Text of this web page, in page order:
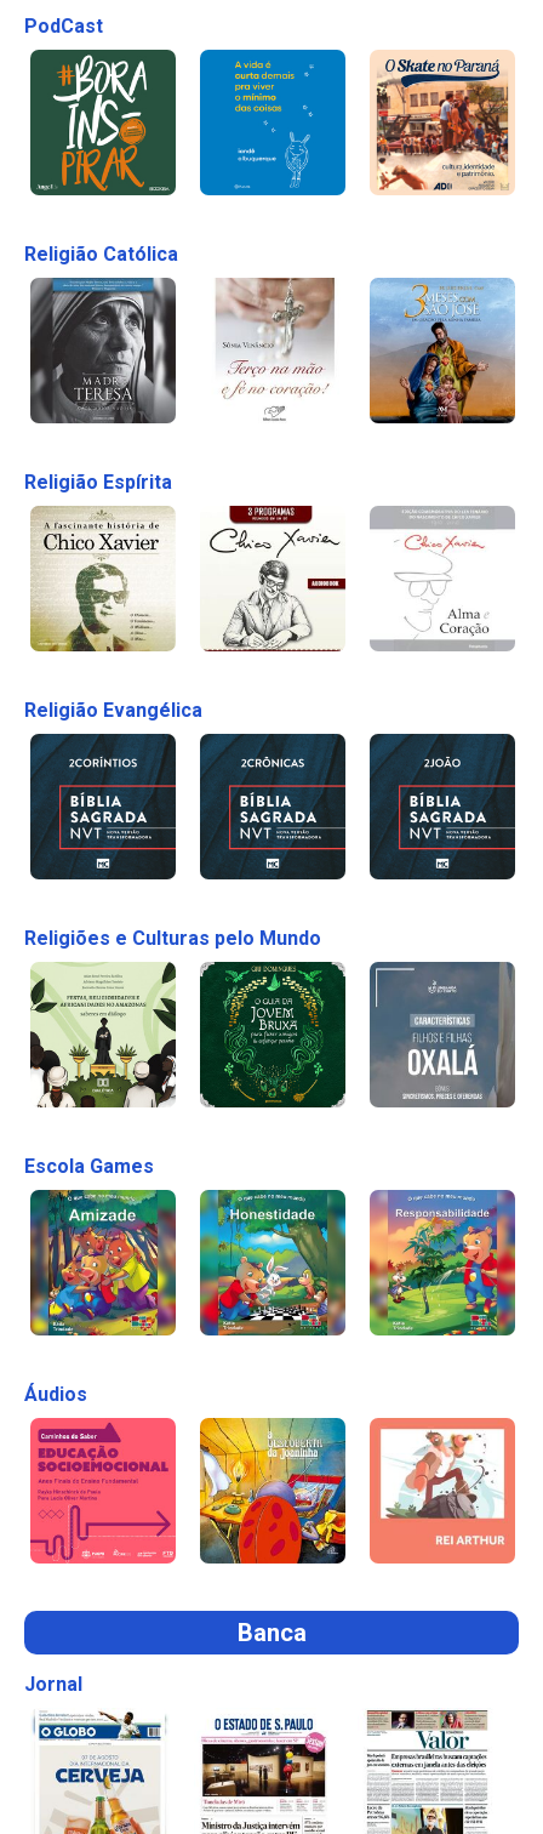
PodCast
Religião Católica
Religião Espírita
Religião Evangélica
Religiões e Culturas pelo Mundo
Escola Games
Áudios
Banca
Jornal